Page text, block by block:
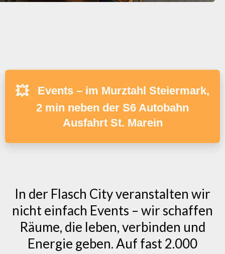
💥
Events – im Murztahl Steiermark,
2 min neben der S6 Autobahn
Ausfahrt St. Marein
In der Flasch City veranstalten wir
nicht einfach Events – wir schaffen
Räume, die leben, verbinden und
Energie geben. Auf fast 2.000